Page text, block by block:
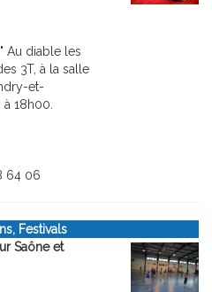
Au diable les
3T, à la salle
et-
à 18h00.
64 06
Festivals
Saône et